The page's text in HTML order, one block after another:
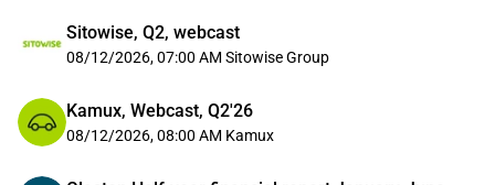
Sitowise, Q2, webcast
08/12/2026, 07:00 AM Sitowise Group
Kamux, Webcast, Q2'26
08/12/2026, 08:00 AM Kamux